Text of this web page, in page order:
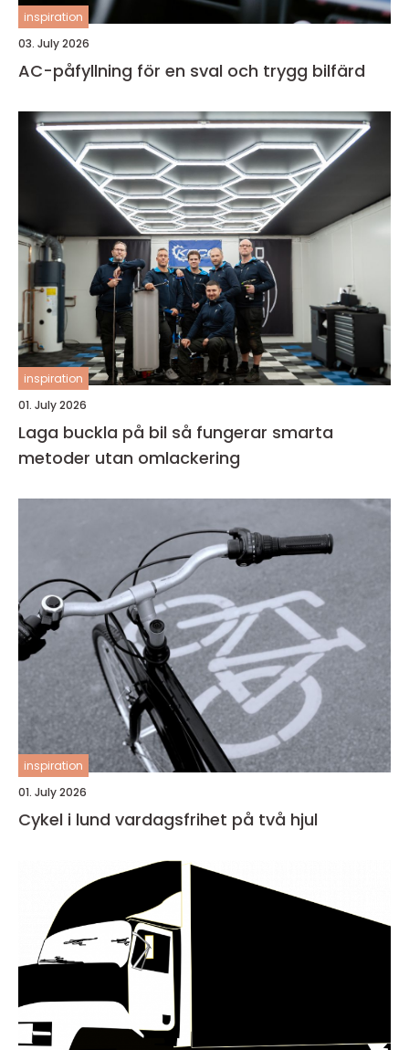
inspiration
03. July 2026
AC-påfyllning för en sval och trygg bilfärd
inspiration
01. July 2026
Laga buckla på bil så fungerar smarta
metoder utan omlackering
inspiration
01. July 2026
Cykel i lund vardagsfrihet på två hjul